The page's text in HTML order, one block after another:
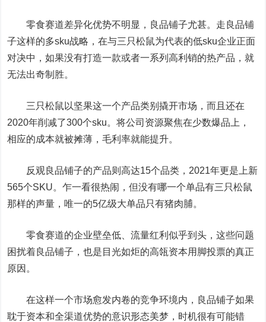
零食赛道差异化优势不明显，良品铺子尤甚。走良品铺
子这样的多sku战略，在与三只松鼠为代表的低sku企业正面
对决中，如果没有打造一款或者一系列高利销的热产品，就
无法出奇制胜。
三只松鼠以坚果这一个产品类别撬开市场，而且还在
2020年削减了300个sku。将公司资源聚焦在少数爆品上，
相应的成本就被摊薄，毛利率就能提升。
反观良品铺子的产品则高达15个品类，2021年更是上新
565个SKU。乍一看很热闹，但没有哪一个单品有三只松鼠
那样的声量，唯一的5亿级大单品只有猪肉脯。
零食赛道的企业壁垒低、流量红利似乎到头，这些问题
困扰着良品铺子，也是目光如炬的高瓴资本用脚投票的真正
原因。
在这样一个市场愈发内卷的竞争环境内，良品铺子如果
耽于资本和全渠道优势的意识形态美梦，时机很有可能错